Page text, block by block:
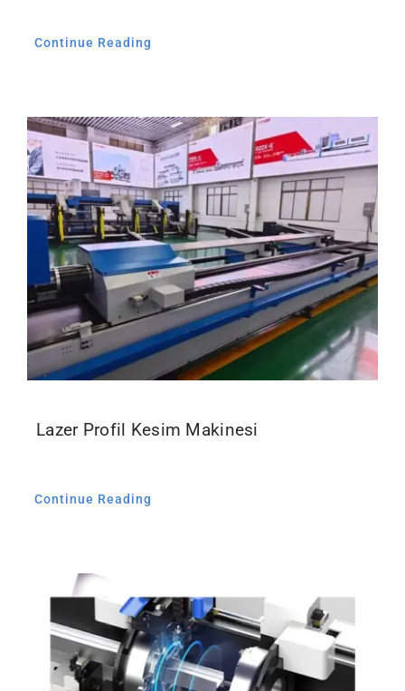
Continue Reading
Lazer Profil Kesim Makinesi
Continue Reading